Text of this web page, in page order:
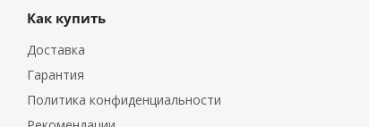
Как купить
Доставка
Гарантия
Политика конфиденциальности